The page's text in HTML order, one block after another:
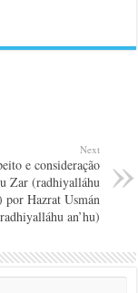
Next
e consideração
Zar (radhiyalláhu
por Hazrat Usmán
an’hu)